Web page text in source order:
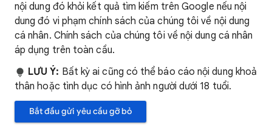
nội dung đó khỏi kết quả tìm kiếm trên Google nếu nội
dung đó vi phạm chính sách của chúng tôi về nội dung
cá nhân. Chính sách của chúng tôi về nội dung cá nhân
áp dụng trên toàn cầu.
LƯU Ý: Bất kỳ ai cũng có thể báo cáo nội dung khoả
thân hoặc tình dục có hình ảnh người dưới 18 tuổi.
Bắt đầu gửi yêu cầu gỡ bỏ